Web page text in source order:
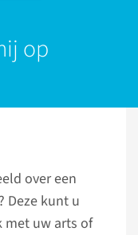
op
over een
Deze kunt u
met uw arts of